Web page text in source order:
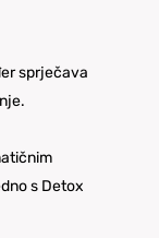
sprječava
s Detox